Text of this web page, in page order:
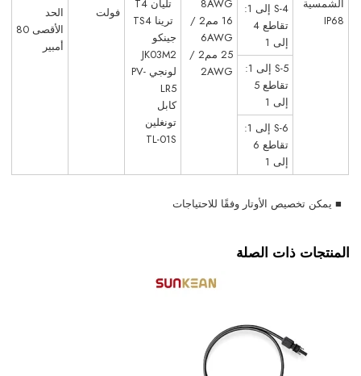
الشمسية
IP68
8AWG
16 مم2 /
6AWG
25 مم2 /
2AWG
تليان T4
ترينا TS4
جينكو
JK03M2
لونجي PV-
LR5
كابل
تونغلين
TL-01S
فولت
الحد
الأقصى 80
أمبير
S-4 إلى 1:
تقاطع 4
إلى 1
S-5 إلى 1:
تقاطع 5
إلى 1
S-6 إلى 1:
تقاطع 6
إلى 1
■ يمكن تخصيص الأوتار وفقًا للاحتياجات
المنتجات ذات الصلة